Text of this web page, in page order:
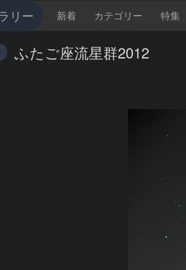
リー 新着 カテゴリー 特集
ふたご座流星群2012